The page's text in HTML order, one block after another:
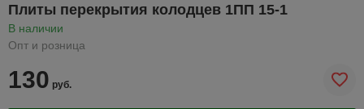
Плиты перекрытия колодцев 1ПП 15-1
В наличии
Опт и розница
130 руб.